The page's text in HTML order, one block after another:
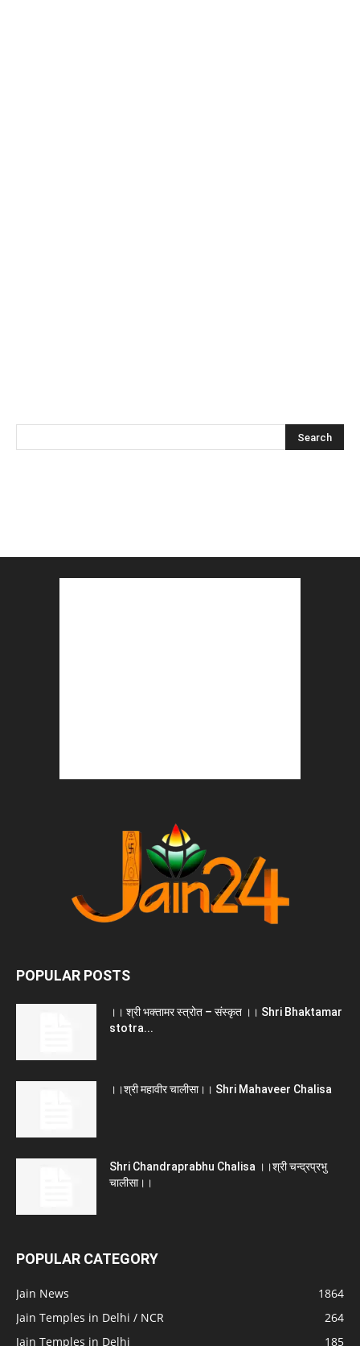
POPULAR POSTS
।। श्री भक्तामर स्त्रोत – संस्कृत ।। Shri Bhaktamar
stotra...
।।श्री महावीर चालीसा।। Shri Mahaveer Chalisa
Shri Chandraprabhu Chalisa ।।श्री चन्द्रप्रभु
चालीसा।।
POPULAR CATEGORY
Jain News
1864
Jain Temples in Delhi / NCR
264
Jain Temples in Delhi
185